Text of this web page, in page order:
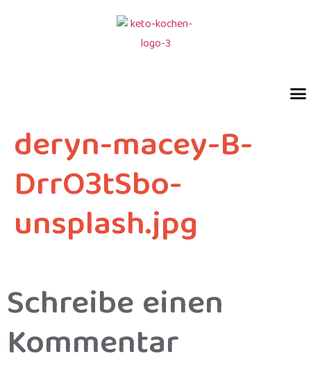
deryn-macey-B-
DrrO3tSbo-
unsplash.jpg
Schreibe einen
Kommentar